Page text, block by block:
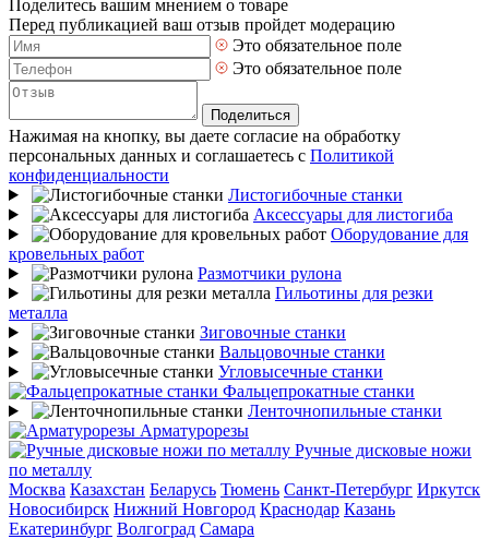
Поделитесь вашим мнением о товаре
Перед публикацией ваш отзыв пройдет модерацию
Это обязательное поле
Это обязательное поле
Поделиться
Нажимая на кнопку, вы даете согласие на обработку
персональных данных и соглашаетесь с Политикой
конфиденциальности
Листогибочные станки
Аксессуары для листогиба
Оборудование для
кровельных работ
Размотчики рулона
Гильотины для резки
металла
Зиговочные станки
Вальцовочные станки
Угловысечные станки
Фальцепрокатные станки
Ленточнопильные станки
Арматурорезы
Ручные дисковые ножи
по металлу
Москва Казахстан Беларусь Тюмень Санкт-Петербург Иркутск
Новосибирск Нижний Новгород Краснодар Казань
Екатеринбург Волгоград Самара